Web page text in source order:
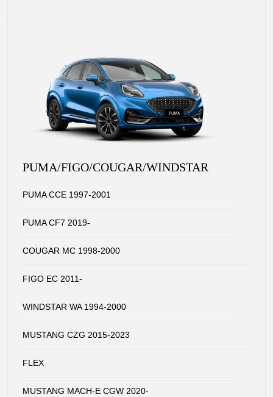
PUMA/FIGO/COUGAR/WINDSTAR
PUMA CCE 1997-2001
PUMA CF7 2019-
COUGAR MC 1998-2000
FIGO EC 2011-
WINDSTAR WA 1994-2000
MUSTANG CZG 2015-2023
FLEX
MUSTANG MACH-E CGW 2020-